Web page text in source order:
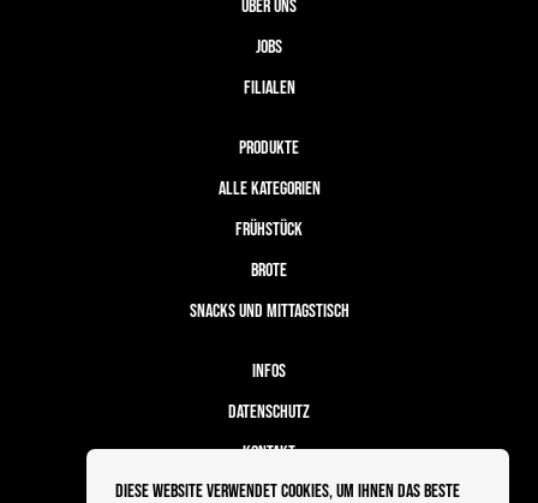
Diese Website verwendet Cookies, um Ihnen das beste
ÜBER UNS
JOBS
FILIALEN
PRODUKTE
ALLE KATEGORIEN
FRÜHSTÜCK
BROTE
SNACKS UND MITTAGSTISCH
INFOS
DATENSCHUTZ
KONTAKT
BESTELLABLAUF